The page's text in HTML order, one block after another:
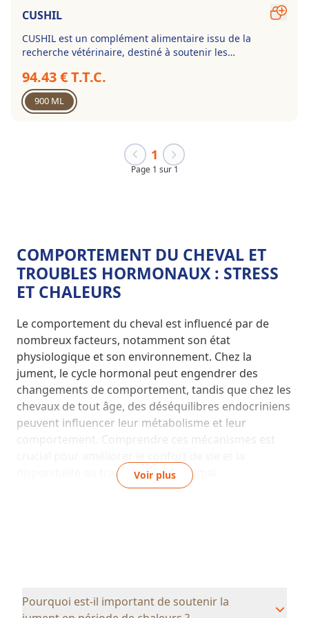
CUSHIL
CUSHIL est un complément alimentaire issu de la
recherche vétérinaire, destiné à soutenir les
contient des actifs d'origine végétale permettant de
soutenir le système endocrinien et particulièrement
neuroendocrinien du cheval viellissant. Parmi ces
terme de poivre des moines.Contrôlé anti-doping par
le laboratoire des courses hippiques (LCH).
94.43 € T.T.C.
900 ML
1
Page 1 sur 1
COMPORTEMENT DU CHEVAL ET
TROUBLES HORMONAUX : STRESS
ET CHALEURS
Le comportement du cheval est influencé par de
nombreux facteurs, notamment son état
physiologique et son environnement. Chez la
jument, le cycle hormonal peut engendrer des
changements de comportement, tandis que chez les
chevaux de tout âge, des déséquilibres endocriniens
peuvent influencer leur métabolisme et leur
comportement. Comprendre ces mécanismes est
disponibilité au travail de votre animal.
hormones ovariennes qui peut se traduire par une
Voir plus
Pourquoi est-il important de soutenir la